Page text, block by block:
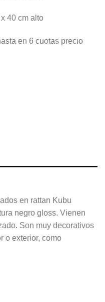
40 cm alto
en 6 cuotas precio
en rattan Kubu
negro gloss. Vienen
Son muy decorativos
o exterior, como